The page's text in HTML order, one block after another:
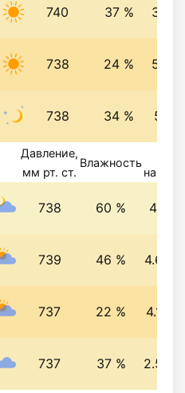
740 37 % 3.6
738 24 % 5.8
738 34 % 5 м/
Давление,
мм рт. ст.
Влажность
738 60 % 4 м/
739 46 % 4.6
737 22 % 4.1 м/
737 37 % 2.5